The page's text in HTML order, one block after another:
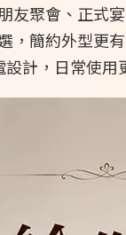
友聚會、正式
，簡約外型更
設計，日常使用